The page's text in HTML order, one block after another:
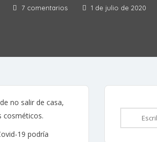
7 comentarios 1 de julio de 2020
no salir de casa,
cosméticos.
19 podría